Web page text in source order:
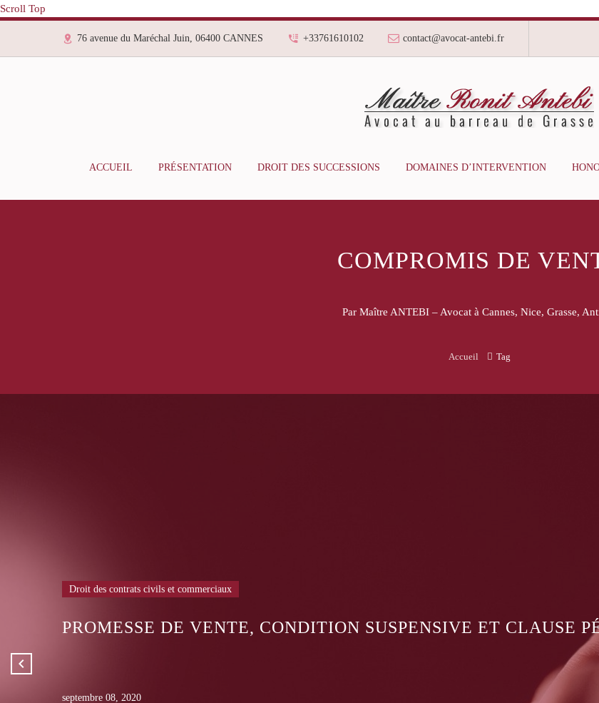
Scroll Top
76 avenue du Maréchal Juin, 06400 CANNES +33761610102 contact@avocat-antebi.fr
ACCUEIL PRÉSENTATION DROIT DES SUCCESSIONS DOMAINES D’INTERVENTION
COMPROMIS DE
Par Maître ANTEBI – Avocat à Cannes, Nice, Grasse,
Accueil Tag
Il est dans l’air du temps de parler de harcèlement sexuel. Pourtant, cette infraction a toujours existé. Il est vrai qu’elle